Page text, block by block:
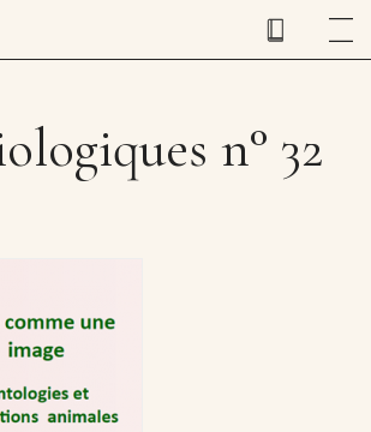
n° 32